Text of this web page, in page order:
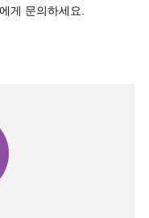
게 문의하세요.